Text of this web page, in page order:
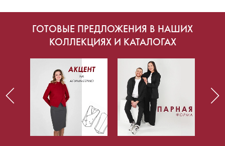
ГОТОВЫЕ ПРЕДЛОЖЕНИЯ В НАШИХ
КОЛЛЕКЦИЯХ И КАТАЛОГАХ